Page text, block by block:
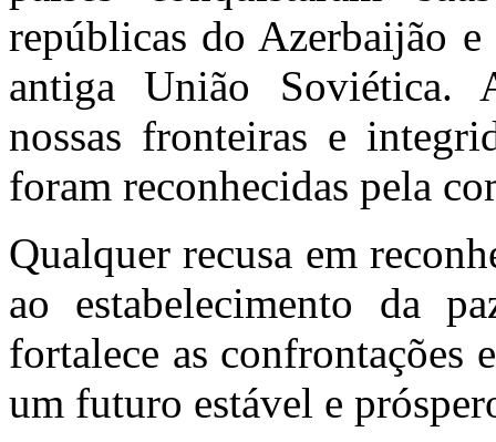
repúblicas do Azerbaijão
antiga União Soviética.
nossas fronteiras e
foram reconhecidas pela
Qualquer recusa em
ao estabelecimento da
fortalece as confrontações
um futuro estável e